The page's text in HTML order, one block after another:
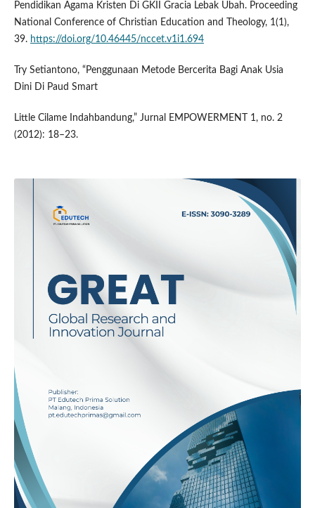
Pendidikan Agama Kristen Di GKII Gracia Lebak Ubah. Proceeding
National Conference of Christian Education and Theology, 1(1),
39. https://doi.org/10.46445/nccet.v1i1.694
Try Setiantono, “Penggunaan Metode Bercerita Bagi Anak Usia
Dini Di Paud Smart
Little Cilame Indahbandung,” Jurnal EMPOWERMENT 1, no. 2
(2012): 18–23.